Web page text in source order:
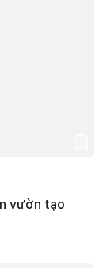
vườn tạo